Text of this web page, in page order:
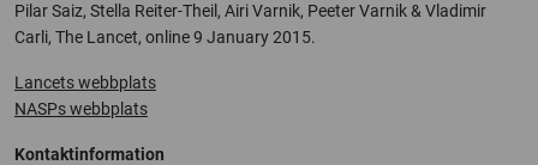
Pilar Saiz, Stella Reiter-Theil, Airi Varnik, Peeter Varnik & Vladimir
Carli, The Lancet, online 9 January 2015.
Lancets webbplats
NASPs webbplats
Kontaktinformation